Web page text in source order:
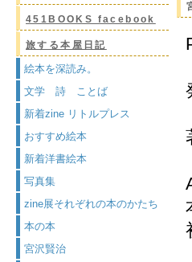
451BOOKS facebook
旅する本屋日記
絵本を深読み。
文学 詩 ことば
新着zine リトルプレス
おすすめ絵本
新着洋書絵本
写真集
zine展それぞれの本のかたち
本の本
宮沢賢治